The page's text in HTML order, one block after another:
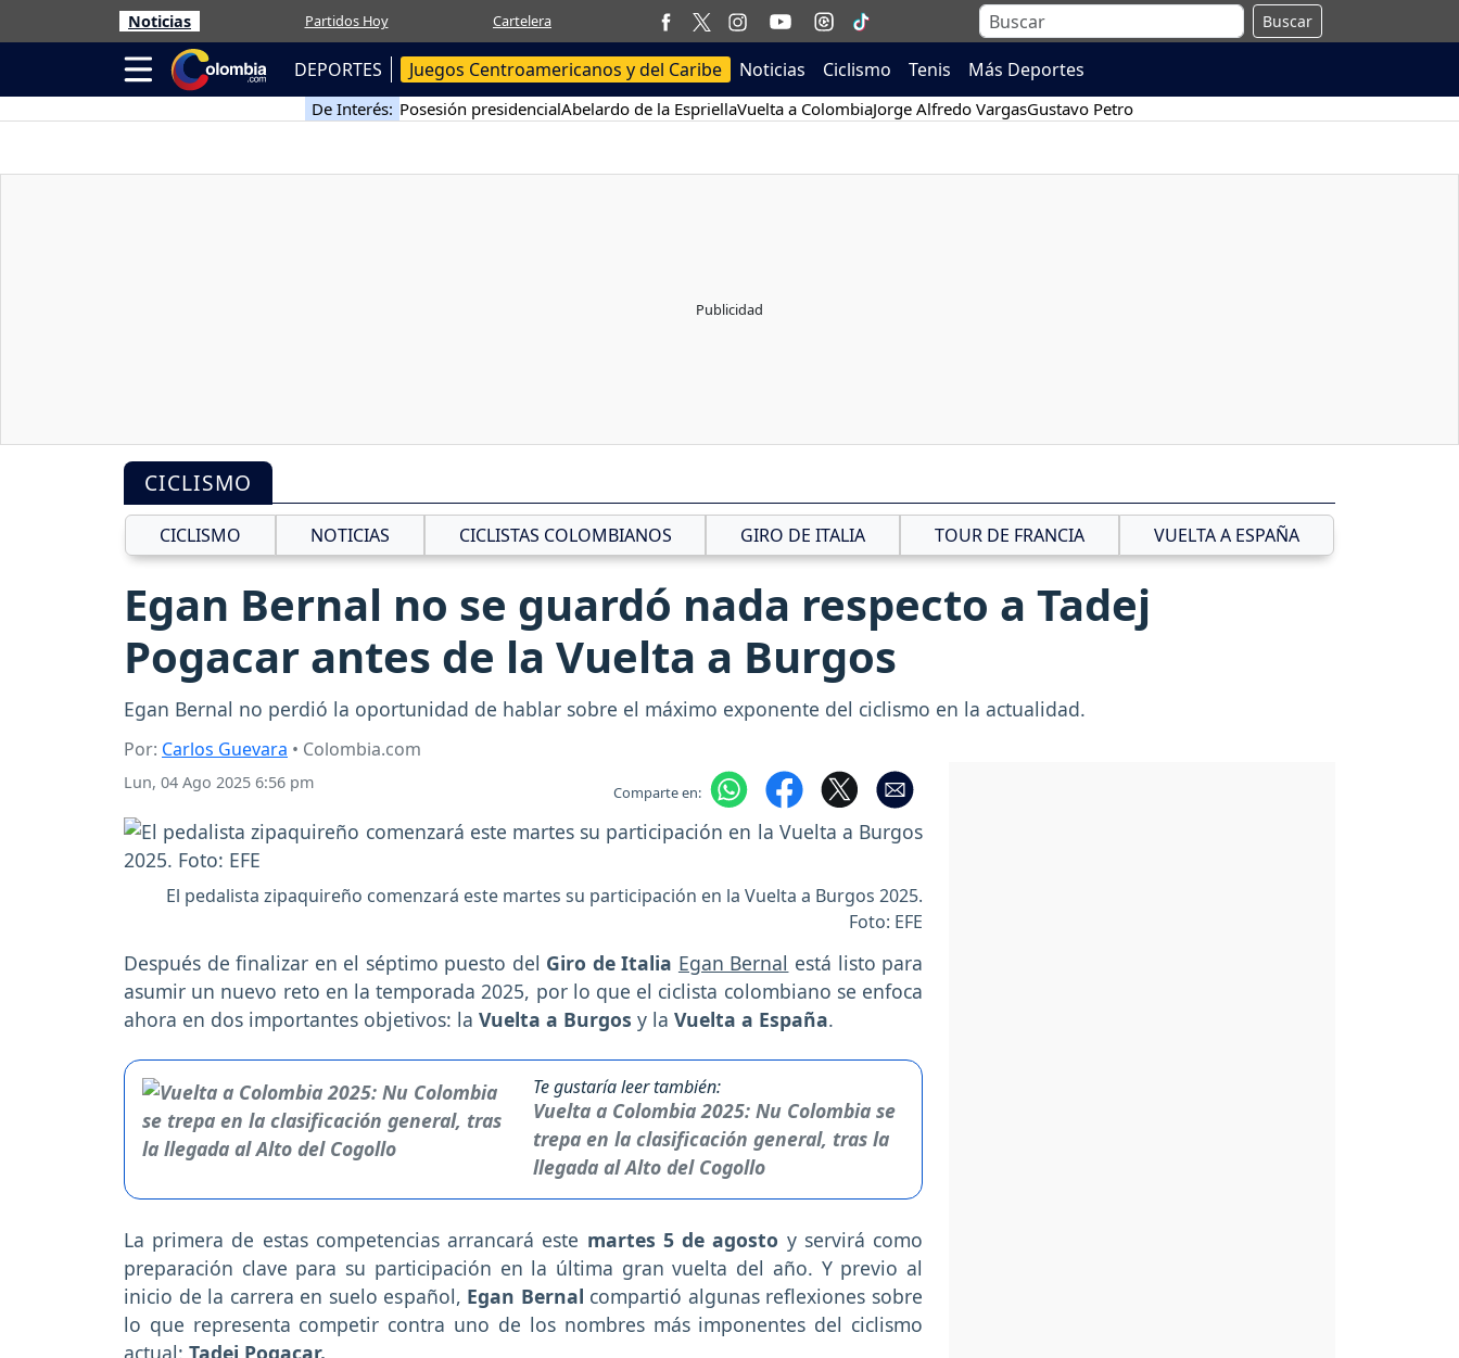
Noticias Partidos Hoy Cartelera Buscar
DEPORTES Juegos Centroamericanos y del Caribe Noticias Ciclismo Tenis Más Deportes
De Interés: Posesión presidencialAbelardo de la EspriellaVuelta a ColombiaJorge Alfredo VargasGustavo Petro
CICLISMO
CICLISMO NOTICIAS CICLISTAS COLOMBIANOS GIRO DE ITALIA TOUR DE FRANCIA VUELTA A ESPAÑA
Egan Bernal no se guardó nada respecto a Tadej
Pogacar antes de la Vuelta a Burgos
Egan Bernal no perdió la oportunidad de hablar sobre el máximo exponente del ciclismo en la actualidad.
Por: Carlos Guevara • Colombia.com
Lun, 04 Ago 2025 6:56 pm Comparte en:
El pedalista zipaquireño comenzará este martes su participación en la Vuelta a Burgos 2025.
Foto: EFE
Después de finalizar en el séptimo puesto del Giro de Italia Egan Bernal está listo para
asumir un nuevo reto en la temporada 2025, por lo que el ciclista colombiano se enfoca
ahora en dos importantes objetivos: la Vuelta a Burgos y la Vuelta a España.
Te gustaría leer también:
Vuelta a Colombia 2025: Nu Colombia se
trepa en la clasificación general, tras la
llegada al Alto del Cogollo
La primera de estas competencias arrancará este martes 5 de agosto y servirá como
preparación clave para su participación en la última gran vuelta del año. Y previo al
inicio de la carrera en suelo español, Egan Bernal compartió algunas reflexiones sobre
lo que representa competir contra uno de los nombres más imponentes del ciclismo
actual: Tadej Pogacar.